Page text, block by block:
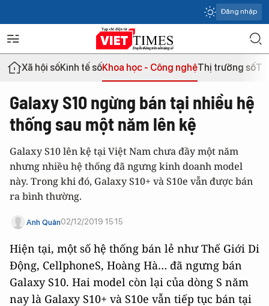
Đăng nhập
Xã hội sốKinh tế sốKhoa học - Công nghệThị trường số
Galaxy S10 ngừng bán tại nhiều hệ
thống sau một năm lên kệ
Galaxy S10 lên kệ tại Việt Nam chưa đầy một năm
nhưng nhiều hệ thống đã ngưng kinh doanh model
này. Trong khi đó, Galaxy S10+ và S10e vẫn được bán
ra bình thường.
Anh Quân02/12/2019 15:15
Hiện tại, một số hệ thống bán lẻ như Thế Giới Di
Động, CellphoneS, Hoàng Hà… đã ngưng bán
Galaxy S10. Hai model còn lại của dòng S năm
nay là Galaxy S10+ và S10e vẫn tiếp tục bán tại